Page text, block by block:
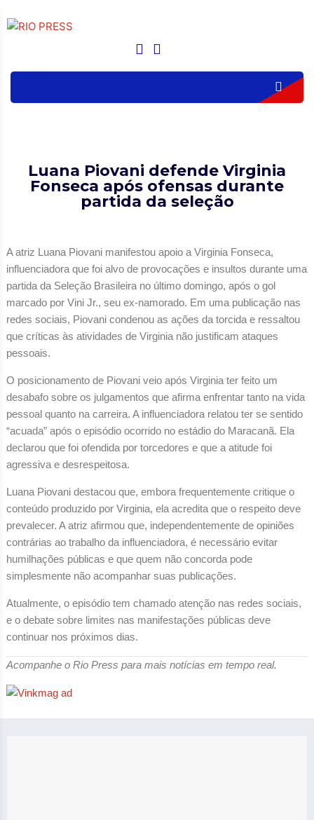
Luana Piovani defende Virginia
Fonseca após ofensas durante
partida da seleção
A atriz Luana Piovani manifestou apoio a Virginia Fonseca,
influenciadora que foi alvo de provocações e insultos durante uma
partida da Seleção Brasileira no último domingo, após o gol
marcado por Vini Jr., seu ex-namorado. Em uma publicação nas
redes sociais, Piovani condenou as ações da torcida e ressaltou
que críticas às atividades de Virginia não justificam ataques
pessoais.
O posicionamento de Piovani veio após Virginia ter feito um
desabafo sobre os julgamentos que afirma enfrentar tanto na vida
pessoal quanto na carreira. A influenciadora relatou ter se sentido
“acuada” após o episódio ocorrido no estádio do Maracanã. Ela
declarou que foi ofendida por torcedores e que a atitude foi
agressiva e desrespeitosa.
Luana Piovani destacou que, embora frequentemente critique o
conteúdo produzido por Virginia, ela acredita que o respeito deve
prevalecer. A atriz afirmou que, independentemente de opiniões
contrárias ao trabalho da influenciadora, é necessário evitar
humilhações públicas e que quem não concorda pode
simplesmente não acompanhar suas publicações.
Atualmente, o episódio tem chamado atenção nas redes sociais,
e o debate sobre limites nas manifestações públicas deve
continuar nos próximos dias.
Acompanhe o Rio Press para mais notícias em tempo real.